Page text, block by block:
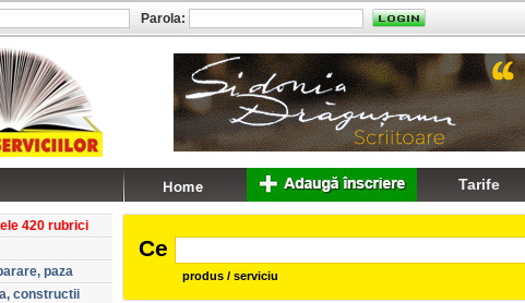
420 rubrici
paza
constructii
Ce
produs / serviciu
Parola:
Tarife